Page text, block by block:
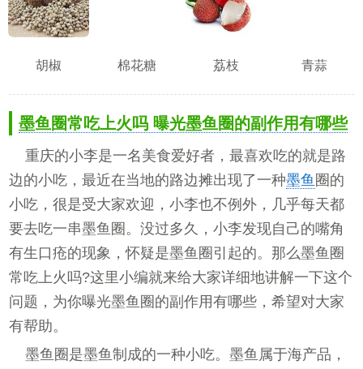
胡椒 棉花糖 荔枝 青蒜
墨鱼圈常吃上火吗 曝光墨鱼圈的副作用有哪些
重庆的小李是一名美食爱好者，最喜欢吃的就是路
边的小吃，最近在当地的路边摊出现了一种墨鱼 圈的
小吃，很是受大家欢迎，小李也不例外，几乎每天都
要去吃一串墨鱼圈。没过多久，小李发现自己的嘴角
有生口疮的现象，怀疑是墨鱼圈引起的。那么墨鱼圈
常吃上火吗?这里小编就来给大家详细地讲解一下这个
问题，为你曝光墨鱼圈的副作用有哪些，希望对大家
有帮助。
墨鱼圈是墨鱼制成的一种小吃。墨鱼属于海产品，